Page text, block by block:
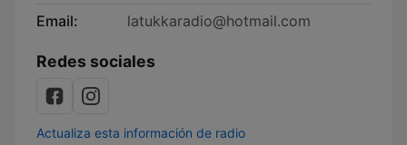
Email:
latukkaradio@hotmail.com
Redes sociales
Actualiza esta información de radio